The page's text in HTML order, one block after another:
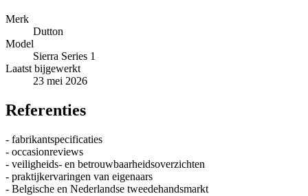
Merk
Dutton
Model
Sierra Series 1
Laatst bijgewerkt
23 mei 2026
Referenties
- fabrikantspecificaties
- occasionreviews
- veiligheids- en betrouwbaarheidsoverzichten
- praktijkervaringen van eigenaars
- Belgische en Nederlandse tweedehandsmarkt